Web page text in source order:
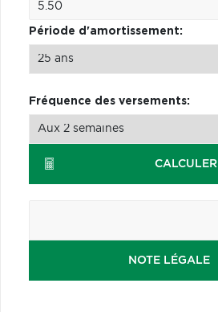
Période d'amortissement:
Fréquence des versements:
CALCULER
NOTE LÉGALE